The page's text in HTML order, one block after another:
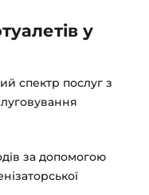
у
спектр послуг з
за допомогою